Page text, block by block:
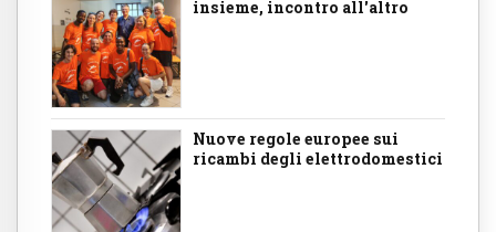
insieme, incontro all'altro
Nuove regole europee sui
ricambi degli elettrodomestici